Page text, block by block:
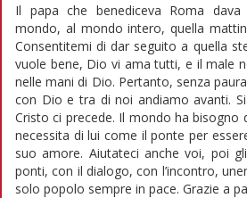
Il papa che benediceva Roma
mondo, al mondo intero, quella
Consentitemi di dar seguito a quella
vuole bene, Dio vi ama tutti, e il male
nelle mani di Dio. Pertanto, senza
con Dio e tra di noi andiamo avanti.
Cristo ci precede. Il mondo ha bisogno
necessita di lui come il ponte per
suo amore. Aiutateci anche voi, poi
ponti, con il dialogo, con l’incontro,
solo popolo sempre in pace. Grazie a